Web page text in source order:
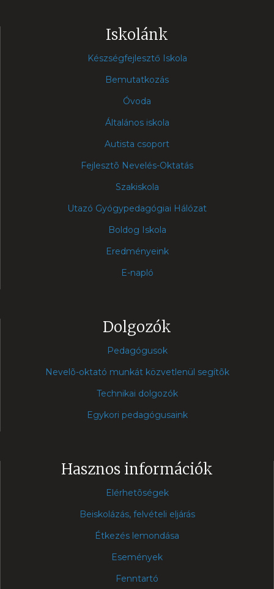
Iskolánk
Készségfejlesztő Iskola
Bemutatkozás
Óvoda
Általános iskola
Autista csoport
Fejlesztõ Nevelés-Oktatás
Szakiskola
Utazó Gyógypedagógiai Hálózat
Boldog Iskola
Eredményeink
E-napló
Dolgozók
Pedagógusok
Nevelõ-oktató munkát közvetlenül segítõk
Technikai dolgozók
Egykori pedagógusaink
Hasznos információk
Elérhetõségek
Beiskolázás, felvételi eljárás
Étkezés lemondása
Események
Fenntartó